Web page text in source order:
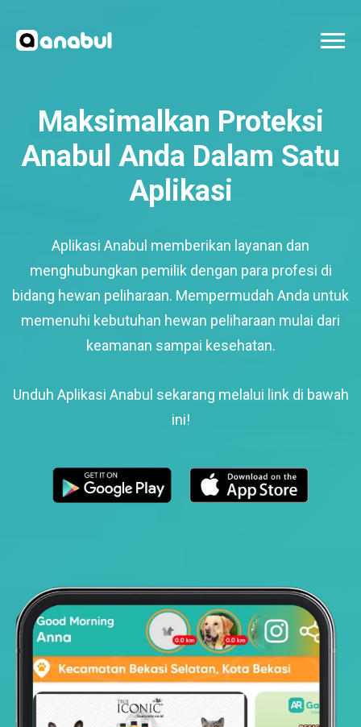
Maksimalkan Proteksi
Anabul Anda Dalam Satu
Aplikasi
Aplikasi Anabul memberikan layanan dan
menghubungkan pemilik dengan para profesi di
bidang hewan peliharaan. Mempermudah Anda untuk
memenuhi kebutuhan hewan peliharaan mulai dari
keamanan sampai kesehatan.
Unduh Aplikasi Anabul sekarang melalui link di bawah
ini!